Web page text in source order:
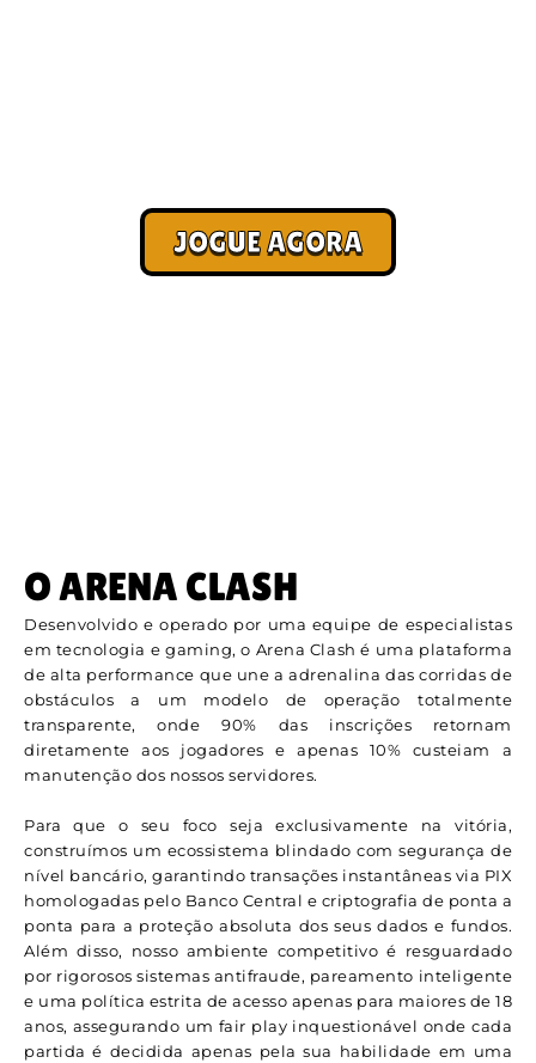
JOGUE AGORA
O ARENA CLASH
Desenvolvido e operado por uma equipe de especialistas
em tecnologia e gaming, o Arena Clash é uma plataforma
de alta performance que une a adrenalina das corridas de
obstáculos a um modelo de operação totalmente
transparente, onde 90% das inscrições retornam
diretamente aos jogadores e apenas 10% custeiam a
manutenção dos nossos servidores.
Para que o seu foco seja exclusivamente na vitória,
construímos um ecossistema blindado com segurança de
nível bancário, garantindo transações instantâneas via PIX
homologadas pelo Banco Central e criptografia de ponta a
ponta para a proteção absoluta dos seus dados e fundos.
Além disso, nosso ambiente competitivo é resguardado
por rigorosos sistemas antifraude, pareamento inteligente
e uma política estrita de acesso apenas para maiores de 18
anos, assegurando um fair play inquestionável onde cada
partida é decidida apenas pela sua habilidade em uma